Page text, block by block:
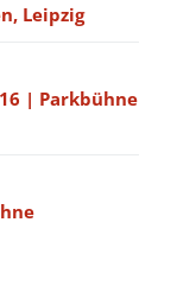
Leipzig
| Parkbühne